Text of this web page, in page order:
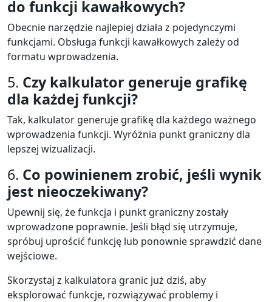
do funkcji kawałkowych?
Obecnie narzędzie najlepiej działa z pojedynczymi
funkcjami. Obsługa funkcji kawałkowych zależy od
formatu wprowadzenia.
5. Czy kalkulator generuje grafikę
dla każdej funkcji?
Tak, kalkulator generuje grafikę dla każdego ważnego
wprowadzenia funkcji. Wyróżnia punkt graniczny dla
lepszej wizualizacji.
6. Co powinienem zrobić, jeśli wynik
jest nieoczekiwany?
Upewnij się, że funkcja i punkt graniczny zostały
wprowadzone poprawnie. Jeśli błąd się utrzymuje,
spróbuj uprościć funkcję lub ponownie sprawdzić dane
wejściowe.
Skorzystaj z kalkulatora granic już dziś, aby
eksplorować funkcje, rozwiązywać problemy i